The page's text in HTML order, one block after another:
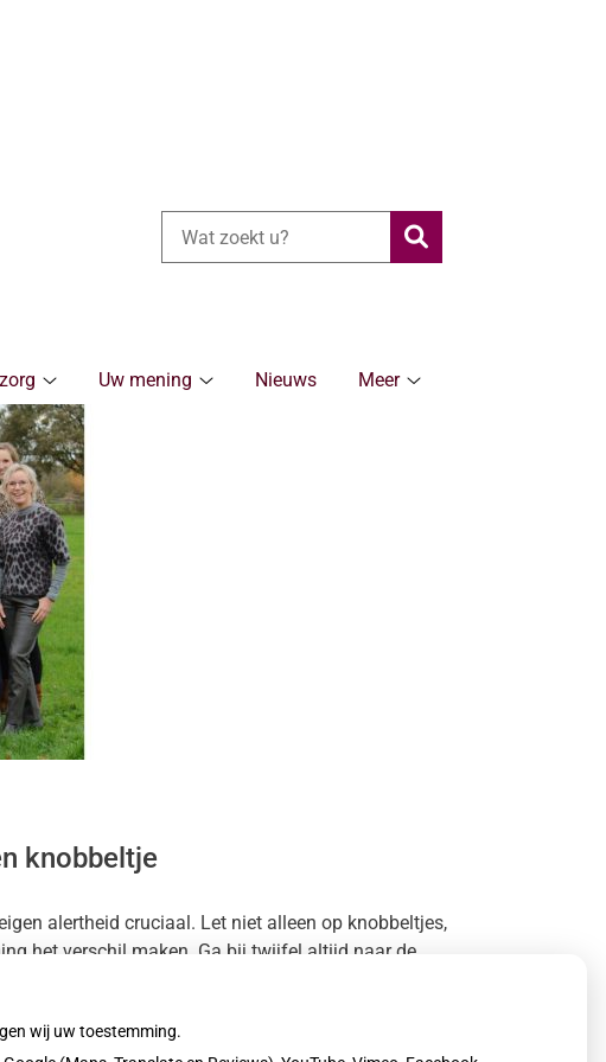
Zoeken
Chronische
zorg
submenu
Uw mening
Nieuws
Meer
knobbeltje
alertheid cruciaal. Let niet alleen op knobbeltjes,
het verschil maken. Ga bij twijfel altijd naar de
wij uw toestemming.